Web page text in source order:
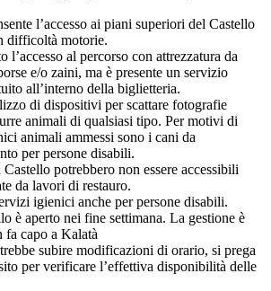
l’accesso ai piani superiori del Castello
difficoltà motorie.
l’accesso al percorso con attrezzatura da
e/o zaini, ma è presente un servizio
all’interno della biglietteria.
di dispositivi per scattare fotografie
animali di qualsiasi tipo. Per motivi di
animali ammessi sono i cani da
per persone disabili.
potrebbero non essere accessibili
da lavori di restauro.
igienici anche per persone disabili.
è aperto nei fine settimana. La gestione è
fa capo a Kalatà
subire modificazioni di orario, si prega
per verificare l’effettiva disponibilità delle